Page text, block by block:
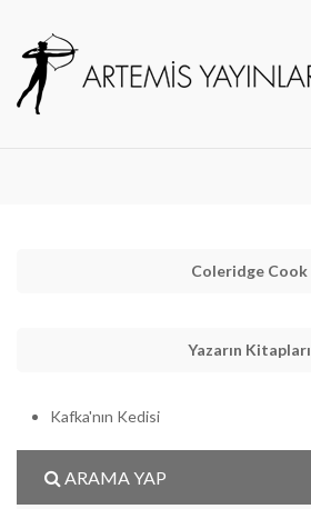
Coleridge Cook
Yazarın Kitapları
Kafka'nın Kedisi
ARAMA YAP